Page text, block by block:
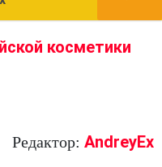
косметики
Редактор: AndreyEx